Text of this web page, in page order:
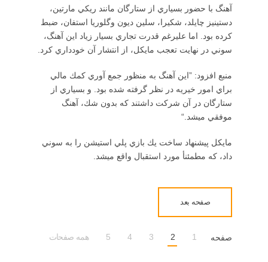
آهنگ با حضور بسياري از ستارگان مانند ريكي مارتين،‌
دستينيز چايلد، شكيرا، سلين ديون وگلوريا استفان، ضبط
كرده بود. اما عليرغم قدرت تجاري بسيار زياد اين آهنگ،
سوني در نهايت تعجب مايكل،‌ از انتشار آن خودداري كرد.
منبع افزود: ”اين آهنگ به منظور جمع آوري كمك مالي
براي امور خيريه در نظر گرفته شده بود. و بسياري از
ستارگان در آن شركت داشتند كه بدون شك، آهنگ
موفقي ميشد.“
مايكل پيشنهاد ساخت يك بازي پلي استيشن را به سوني
داد، كه مطمئنأ مورد استقبال واقع ميشد.
صفحه بعد
صفحه 1
2
3
4
5 همه صفحات